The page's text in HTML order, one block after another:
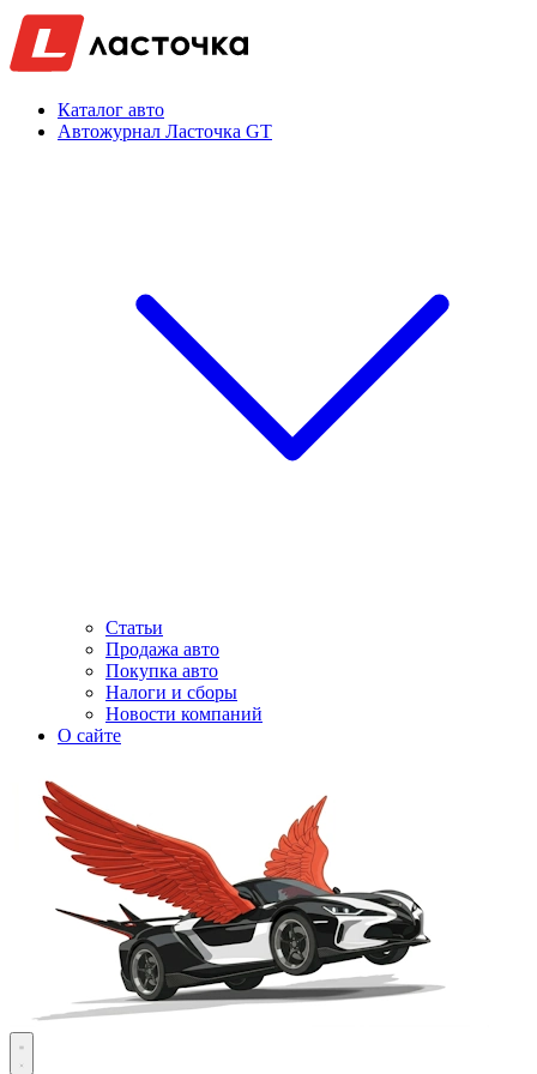
Каталог авто
Автожурнал Ласточка GT
Статьи
Продажа авто
Покупка авто
Налоги и сборы
Новости компаний
О сайте